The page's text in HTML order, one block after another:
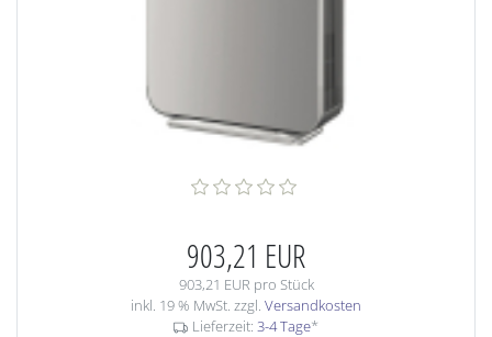
903,21 EUR
903,21 EUR pro Stück
inkl. 19 % MwSt. zzgl. Versandkosten
Lieferzeit: 3-4 Tage*